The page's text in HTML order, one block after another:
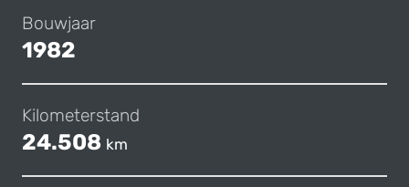
Bouwjaar
1982
Kilometerstand
24.508 km